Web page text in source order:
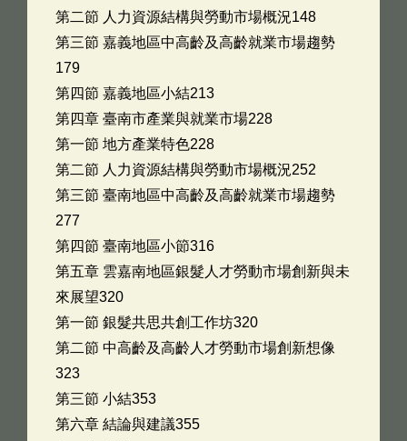
第二節 人力資源結構與勞動市場概況148
第三節 嘉義地區中高齡及高齡就業市場趨勢
179
第四節 嘉義地區小結213
第四章 臺南市產業與就業市場228
第一節 地方產業特色228
第二節 人力資源結構與勞動市場概況252
第三節 臺南地區中高齡及高齡就業市場趨勢
277
第四節 臺南地區小節316
第五章 雲嘉南地區銀髮人才勞動市場創新與未
來展望320
第一節 銀髮共思共創工作坊320
第二節 中高齡及高齡人才勞動市場創新想像
323
第三節 小結353
第六章 結論與建議355